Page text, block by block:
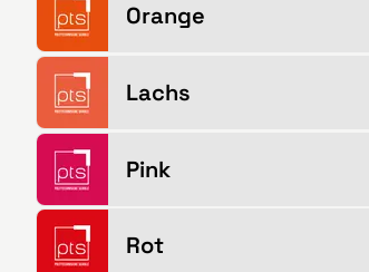
Orange
Lachs
Pink
Rot